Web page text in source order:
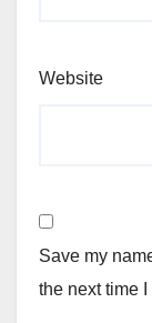
Website
Save my
the next time I